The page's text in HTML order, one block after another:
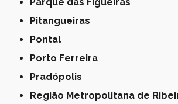
Parque das Figueiras
Pitangueiras
Pontal
Porto Ferreira
Pradópolis
Região Metropolitana de